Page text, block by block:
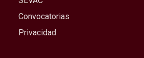
Convocatorias
Privacidad